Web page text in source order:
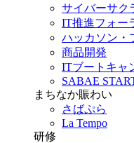
サイバーサク
IT推進フォー
ハッカソン・
商品開発
ITブートキャ
SABAE
まちなか賑わい
さばぷら
La Tempo
研修